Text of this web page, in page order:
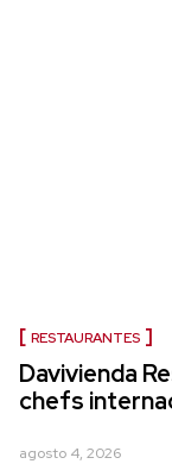
RESTAURANTES
Davivienda
chefs
agosto 4, 2026